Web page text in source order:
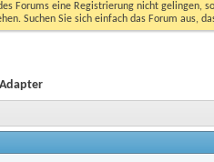
Forums eine Registrierung nicht gelingen,
Suchen Sie sich einfach das Forum